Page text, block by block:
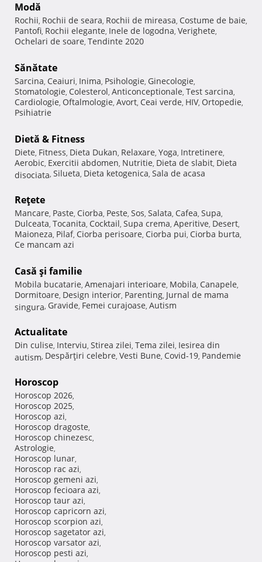
Modă
Rochii, Rochii de seara, Rochii de mireasa, Costume de baie,
Pantofi, Rochii elegante, Inele de logodna, Verighete,
Ochelari de soare, Tendinte 2020
Sănătate
Sarcina, Ceaiuri, Inima, Psihologie, Ginecologie,
Stomatologie, Colesterol, Anticonceptionale, Test sarcina,
Cardiologie, Oftalmologie, Avort, Ceai verde, HIV, Ortopedie,
Psihiatrie
Dietă & Fitness
Diete, Fitness, Dieta Dukan, Relaxare, Yoga, Intretinere,
Aerobic, Exercitii abdomen, Nutritie, Dieta de slabit, Dieta
disociata, Silueta, Dieta ketogenica, Sala de acasa
Reţete
Mancare, Paste, Ciorba, Peste, Sos, Salata, Cafea, Supa,
Dulceata, Tocanita, Cocktail, Supa crema, Aperitive, Desert,
Maioneza, Pilaf, Ciorba perisoare, Ciorba pui, Ciorba burta,
Ce mancam azi
Casă şi familie
Mobila bucatarie, Amenajari interioare, Mobila, Canapele,
Dormitoare, Design interior, Parenting, Jurnal de mama
singura, Gravide, Femei curajoase, Autism
Actualitate
Din culise, Interviu, Stirea zilei, Tema zilei, Iesirea din
autism, Despărţiri celebre, Vesti Bune, Covid-19, Pandemie
Horoscop
Horoscop 2026,
Horoscop 2025,
Horoscop azi,
Horoscop dragoste,
Horoscop chinezesc,
Astrologie,
Horoscop lunar,
Horoscop rac azi,
Horoscop gemeni azi,
Horoscop fecioara azi,
Horoscop taur azi,
Horoscop capricorn azi,
Horoscop scorpion azi,
Horoscop sagetator azi,
Horoscop varsator azi,
Horoscop pesti azi,